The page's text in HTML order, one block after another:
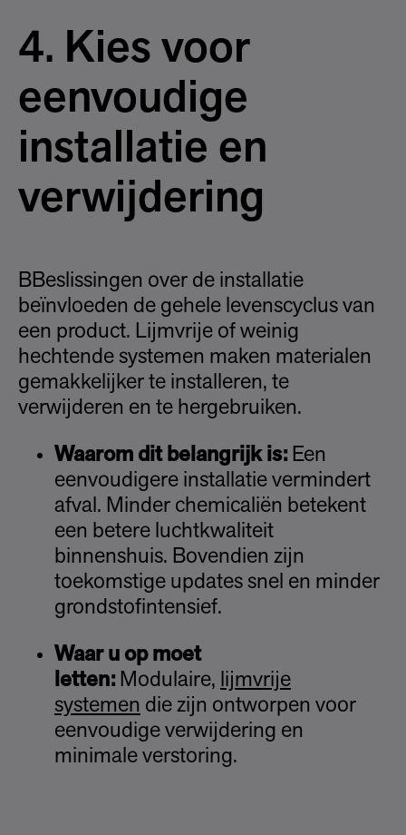
4. Kies voor
eenvoudige
installatie en
verwijdering
BBeslissingen over de installatie
beïnvloeden de gehele levenscyclus van
een product. Lijmvrije of weinig
hechtende systemen maken materialen
gemakkelijker te installeren, te
verwijderen en te hergebruiken.
Waarom dit belangrijk is: Een
eenvoudigere installatie vermindert
afval. Minder chemicaliën betekent
een betere luchtkwaliteit
binnenshuis. Bovendien zijn
toekomstige updates snel en minder
grondstofintensief.
Waar u op moet
letten: Modulaire, lijmvrije
systemen die zijn ontworpen voor
eenvoudige verwijdering en
minimale verstoring.